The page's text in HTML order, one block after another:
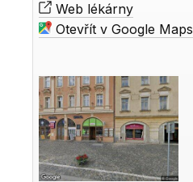
Web lékárny
Otevřít v Google Maps